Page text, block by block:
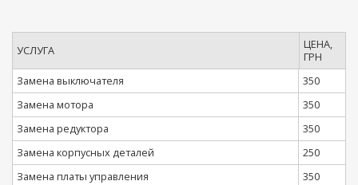
УСЛУГА
ЦЕНА,
ГРН
Замена выключателя
350
Замена мотора
350
Замена редуктора
350
Замена корпусных деталей
250
Замена платы управления
350